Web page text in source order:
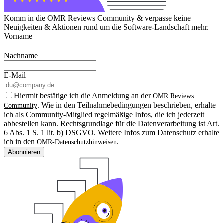
Komm in die OMR Reviews Community & verpasse keine
Neuigkeiten & Aktionen rund um die Software-Landschaft mehr.
Vorname
Nachname
E-Mail
Hiermit bestätige ich die Anmeldung an der OMR Reviews
Community. Wie in den Teilnahmebedingungen beschrieben, erhalte
ich als Community-Mitglied regelmäßige Infos, die ich jederzeit
abbestellen kann. Rechtsgrundlage für die Datenverarbeitung ist Art.
6 Abs. 1 S. 1 lit. b) DSGVO. Weitere Infos zum Datenschutz erhalte
ich in den OMR-Datenschutzhinweisen.
Abonnieren